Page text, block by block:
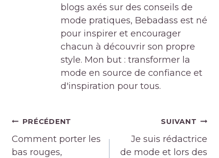
blogs axés sur des conseils de
mode pratiques, Bebadass est né
pour inspirer et encourager
chacun à découvrir son propre
style. Mon but : transformer la
mode en source de confiance et
d'inspiration pour tous.
Navigation
de
l’article
PRÉCÉDENT
Comment porter les
bas rouges,
SUIVANT
Je suis rédactrice
de mode et lors des